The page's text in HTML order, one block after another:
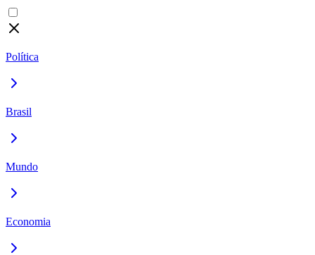
Política
Brasil
Mundo
Economia